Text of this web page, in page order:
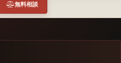
無料相談